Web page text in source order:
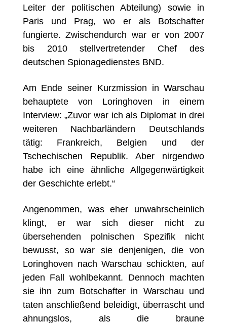
Leiter der politischen Abteilung) sowie in
Paris und Prag, wo er als Botschafter
fungierte. Zwischendurch war er von 2007
bis 2010 stellvertretender Chef des
deutschen Spionagedienstes BND.
Am Ende seiner Kurzmission in Warschau
behauptete von Loringhoven in einem
Interview: „Zuvor war ich als Diplomat in drei
weiteren Nachbarländern Deutschlands
tätig: Frankreich, Belgien und der
Tschechischen Republik. Aber nirgendwo
habe ich eine ähnliche Allgegenwärtigkeit
der Geschichte erlebt.“
Angenommen, was eher unwahrscheinlich
klingt, er war sich dieser nicht zu
übersehenden polnischen Spezifik nicht
bewusst, so war sie denjenigen, die von
Loringhoven nach Warschau schickten, auf
jeden Fall wohlbekannt. Dennoch machten
sie ihn zum Botschafter in Warschau und
taten anschließend beleidigt, überrascht und
ahnungslos, als die braune